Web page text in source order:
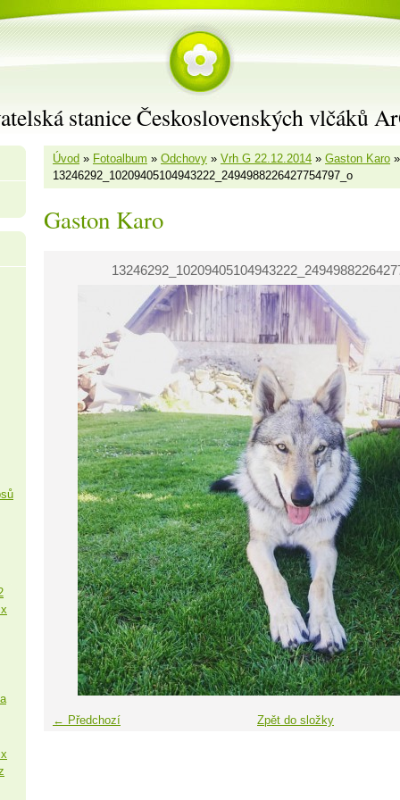
stanice Československých vlčáků
Úvod » Fotoalbum » Odchovy » Vrh G 22.12.2014 » Gaston Karo »
13246292_10209405104943222_2494988226427754797_o
Gaston Karo
← Předchozí Zpět do složky